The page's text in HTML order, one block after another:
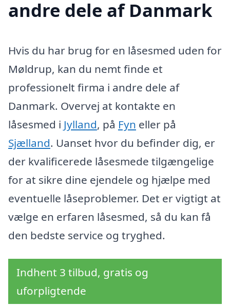
andre dele af Danmark
Hvis du har brug for en låsesmed uden for
Møldrup, kan du nemt finde et
professionelt firma i andre dele af
Danmark. Overvej at kontakte en
låsesmed i Jylland, på Fyn eller på
Sjælland. Uanset hvor du befinder dig, er
der kvalificerede låsesmede tilgængelige
for at sikre dine ejendele og hjælpe med
eventuelle låseproblemer. Det er vigtigt at
vælge en erfaren låsesmed, så du kan få
den bedste service og tryghed.
Indhent 3 tilbud, gratis og
uforpligtende